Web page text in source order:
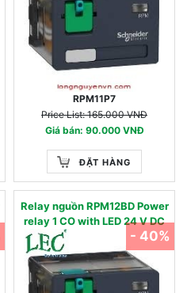
RPM11P7
Price List: 165.000 VNĐ
Giá bán: 90.000 VNĐ
ĐẶT HÀNG
Relay nguồn RPM12BD Power
relay 1 CO with LED 24 V DC
- 40%